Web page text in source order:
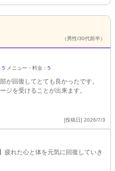
（男性/30代前半）
5 メニュー・料金： 5
が回復してとても良かったです。
ジを受けることが出来ます。
[投稿日] 2026/7/3
疲れた心と体を元気に回復していき